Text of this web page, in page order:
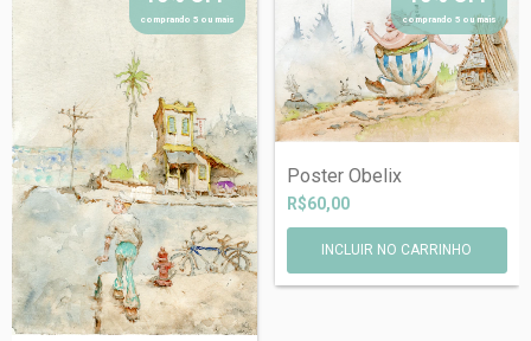
comprando 5 ou mais comprando 5 ou mais
Poster Obelix
R$60,00
INCLUIR NO CARRINHO